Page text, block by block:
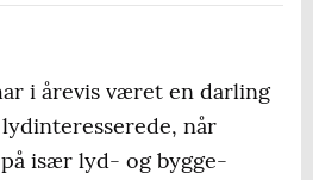
i årevis været en darling
når
på især lyd- og bygge­